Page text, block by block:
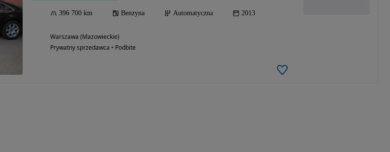
396 700 km Benzyna Automatyczna 2013
Warszawa (Mazowieckie)
Prywatny sprzedawca • Podbite